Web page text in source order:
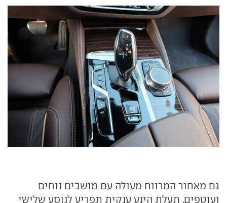
גם מאחור המרווח מעולה עם מושבים נוחים
ועוטפים. תעלת הינע ענקית תפריע לנוסע שלישי